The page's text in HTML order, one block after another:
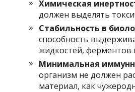
Химическая
должен выделять
Стабильность в
способность
жидкостей, ферментов
Минимальная
организм не должен
материал, как